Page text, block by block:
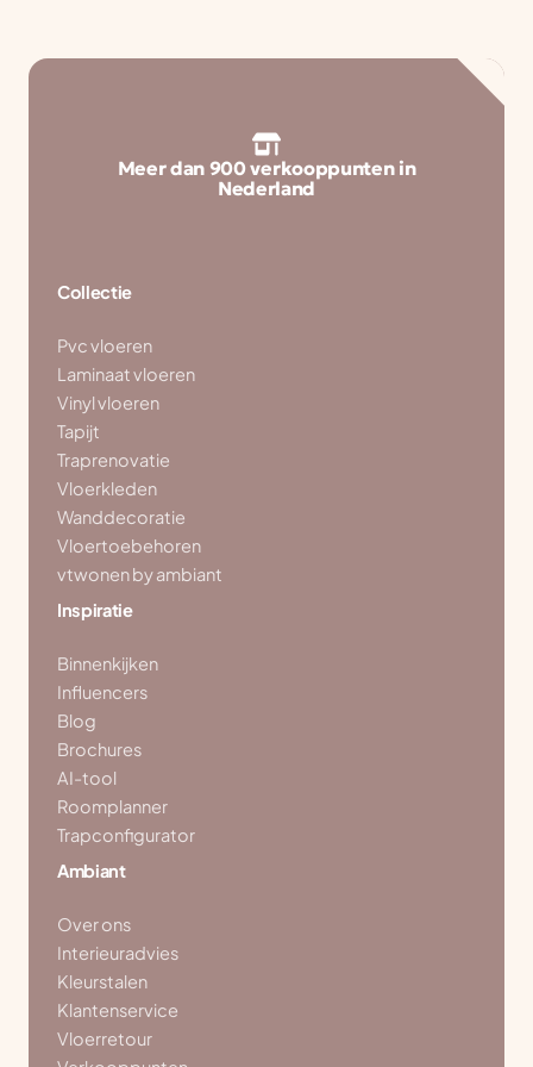
Meer dan 900 verkooppunten in
Nederland
Collectie
Pvc vloeren
Laminaat vloeren
Vinyl vloeren
Tapijt
Traprenovatie
Vloerkleden
Wanddecoratie
Vloertoebehoren
vtwonen by ambiant
Inspiratie
Binnenkijken
Influencers
Blog
Brochures
AI-tool
Roomplanner
Trapconfigurator
Ambiant
Over ons
Interieuradvies
Kleurstalen
Klantenservice
Vloerretour